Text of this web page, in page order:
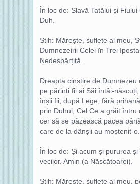
În loc de: Slavă Tatălui și Fiului
Duh.
Stih: Mărește, suflete al meu,
Dumnezeirii Celei în Trei
Nedespărțită.
Dreapta cinstire de Dumnezeu
pe părinți fii ai Săi întâi-
înșii fii, după Lege, fără
prin Duhul, Cel Ce a grăit întru
cer să se păzească pacea
care de la dânșii au moștenit-o.
În loc de: Și acum și pururea și
vecilor. Amin (a Născătoarei).
Stih: Mărește, suflete al meu,